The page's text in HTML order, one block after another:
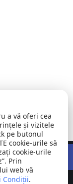
© Toate
SRL
a vă oferi cea
și vizitele
pe butonul
cookie-urile să
cookie-urile
Prin
web vă
Condiții.